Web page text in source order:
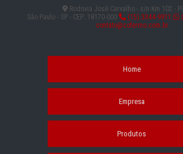
Rodovia José Carvalho - s/n Km 102 -
São Paulo - SP - CEP: 18170-000
(15) 3344-9911
contato@cofermo.com.br
Home
Empresa
Produtos